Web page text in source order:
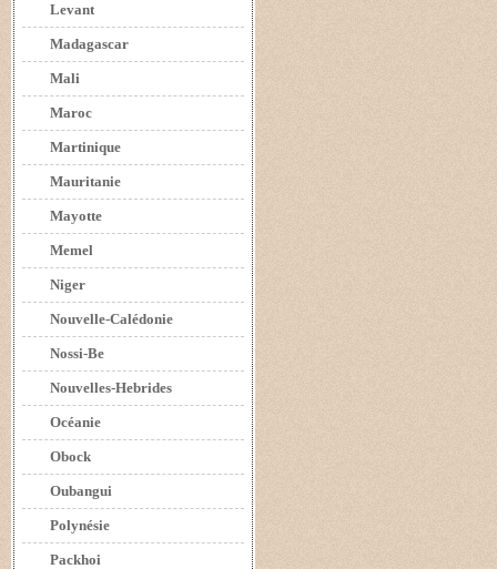
Levant
Madagascar
Mali
Maroc
Martinique
Mauritanie
Mayotte
Memel
Niger
Nouvelle-Calédonie
Nossi-Be
Nouvelles-Hebrides
Océanie
Obock
Oubangui
Polynésie
Packhoi